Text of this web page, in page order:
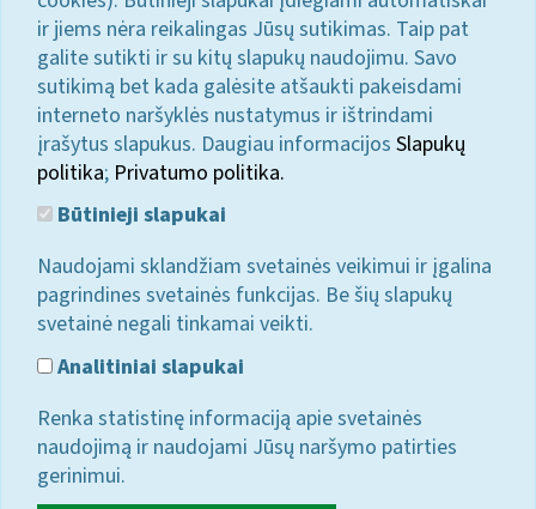
ir jiems nėra reikalingas Jūsų sutikimas. Taip pat
galite sutikti ir su kitų slapukų naudojimu. Savo
sutikimą bet kada galėsite atšaukti pakeisdami
interneto naršyklės nustatymus ir ištrindami
įrašytus slapukus. Daugiau informacijos Slapukų
politika; Privatumo politika.
Būtinieji slapukai
Naudojami sklandžiam svetainės veikimui ir įgalina
pagrindines svetainės funkcijas. Be šių slapukų
svetainė negali tinkamai veikti.
Analitiniai slapukai
Renka statistinę informaciją apie svetainės
naudojimą ir naudojami Jūsų naršymo patirties
gerinimui.